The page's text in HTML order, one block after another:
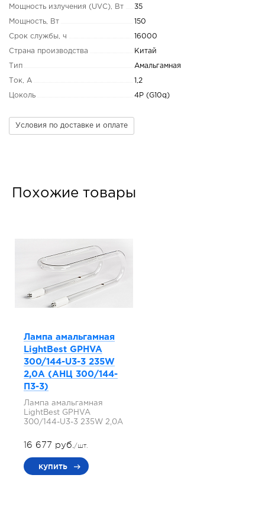
Мощность излучения (UVC), Вт 35
Мощность, Вт 150
Срок службы, ч 16000
Страна производства Китай
Тип Амальгамная
Ток, А 1,2
Цоколь 4P (G10q)
Условия по доставке и оплате
Похожие товары
Лампа амальгамная
LightBest GPHVA
300/144-U3-3 235W
2,0A (АНЦ 300/144-
П3-3)
Лампа амальгамная
LightBest GPHVA
300/144-U3-3 235W 2,0A
16 677 руб./шт.
купить